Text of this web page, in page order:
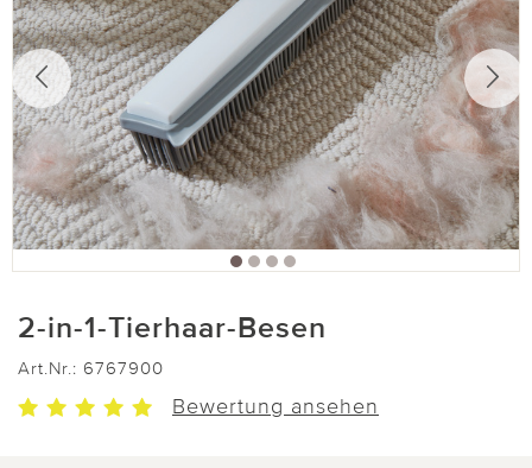
2-in-1-Tierhaar-Besen
Art.Nr.: 6767900
Bewertung ansehen